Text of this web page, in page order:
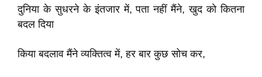
दुनिया के सुधरने के इंतजार में, पता नहीं मैंने, खुद को कितना
बदल दिया
किया बदलाव मैंने व्यक्तित्व में, हर बार कुछ सोच कर,